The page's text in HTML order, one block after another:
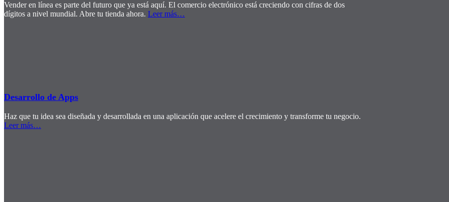
Vender en línea es parte del futuro que ya está aquí. El comercio electrónico está creciendo con cifras de dos
dígitos a nivel mundial. Abre tu tienda ahora. Leer más…
Desarrollo de Apps
Haz que tu idea sea diseñada y desarrollada en una aplicación que acelere el crecimiento y transforme tu negocio.
Leer más…